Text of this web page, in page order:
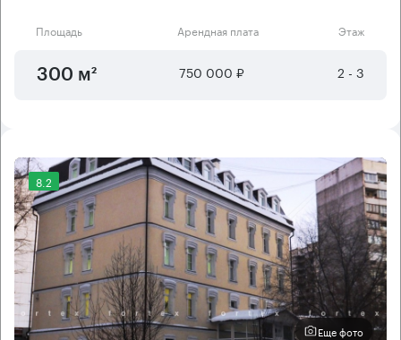
Площадь Арендная плата Этаж
300 м² 750 000 ₽ 2 - 3
8.2
Еще фото